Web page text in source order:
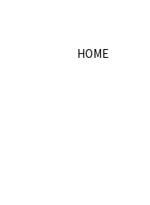
HOME